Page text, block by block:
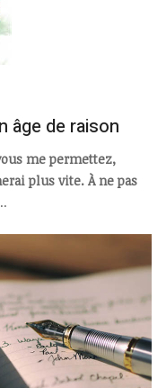
âge de raison
me permettez,
plus vite. À ne pas